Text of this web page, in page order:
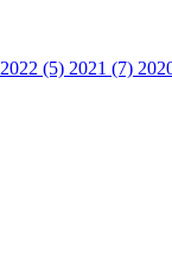
2022 (5) 2021 (7)